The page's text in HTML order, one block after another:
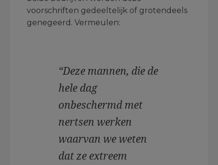
voorschriften gedeeltelijk of grotendeels
genegeerd. Vermeulen:
“Deze mannen, die de
hele dag
onbeschermd met
nertsen werken
waarvan we weten
dat ze extreem